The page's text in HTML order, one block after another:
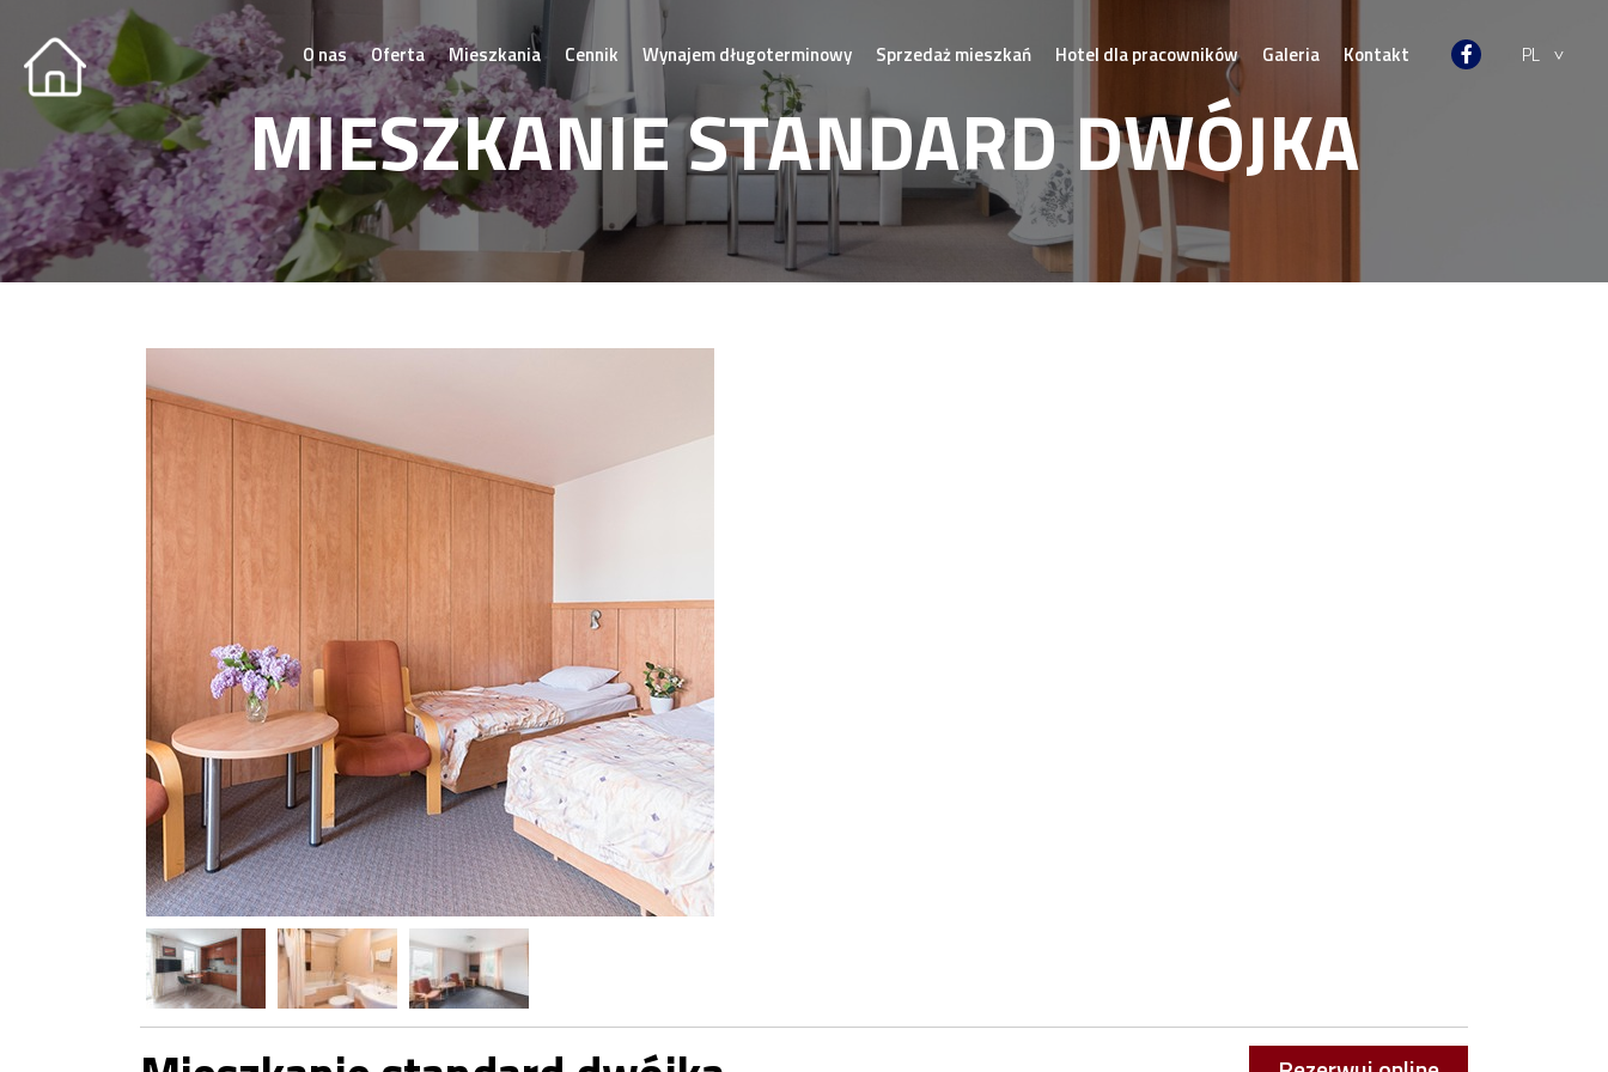
O nas Oferta Mieszkania Cennik Wynajem długoterminowy Sprzedaż mieszkań Hotel dla pracowników Galeria Kontakt PL
MIESZKANIE STANDARD DWÓJKA